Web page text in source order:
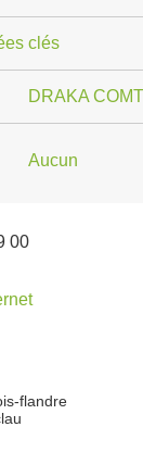
clés
DRAKA
Aucun
00
flandre